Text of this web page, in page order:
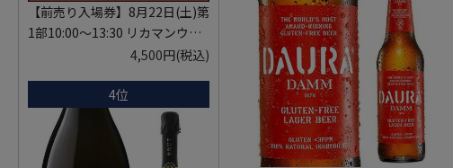
【前売り入場券】8月22日(土)第
1部10:00～13:30 リカマンウイ
スキーメッセ in京都 2026 1枚
中旬】にメールにて配信予定
※代引き決済不可
4,500円(税込)
4位